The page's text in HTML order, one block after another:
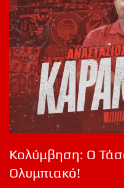
Κολύμβηση: Ο
Ολυμπιακό!